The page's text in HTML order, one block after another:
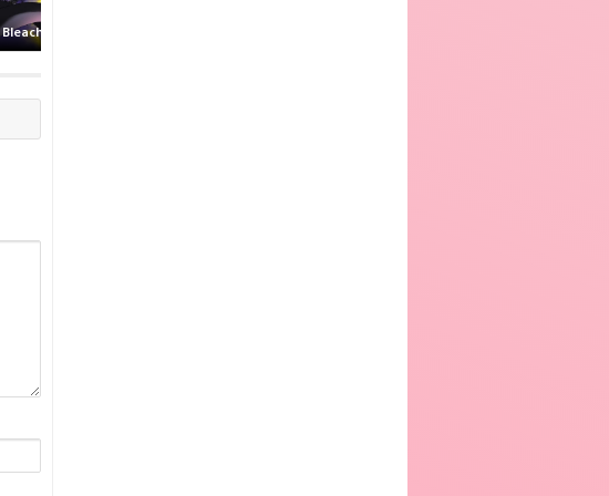
Bleach Movie 4: Jigoku-hen